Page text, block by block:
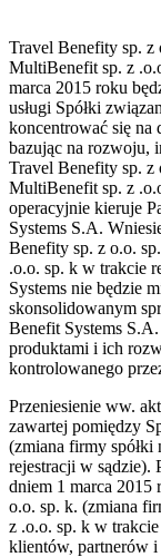
Travel Benefity sp. z
MultiBenefit sp. z
marca 2015 roku
usługi Spółki
koncentrować się
bazując na rozwoju,
Travel Benefity sp. z
MultiBenefit sp. z
operacyjnie kieruje
Systems S.A.
Benefity sp. z o.o.
.o.o. sp. k w trakcie
Systems nie będzie
skonsolidowanym
Benefit Systems
produktami i ich
kontrolowanego
Przeniesienie ww.
zawartej pomiędzy
(zmiana firmy
rejestracji w sądzie).
dniem 1 marca 2015
o.o. sp. k. (zmiana
z .o.o. sp. k w
klientów, partnerów